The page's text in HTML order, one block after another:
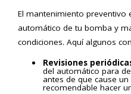
El mantenimiento preventivo
automático de tu bomba y
condiciones. Aquí algunos
Revisiones
del automático para
antes de que cause
recomendable hacer